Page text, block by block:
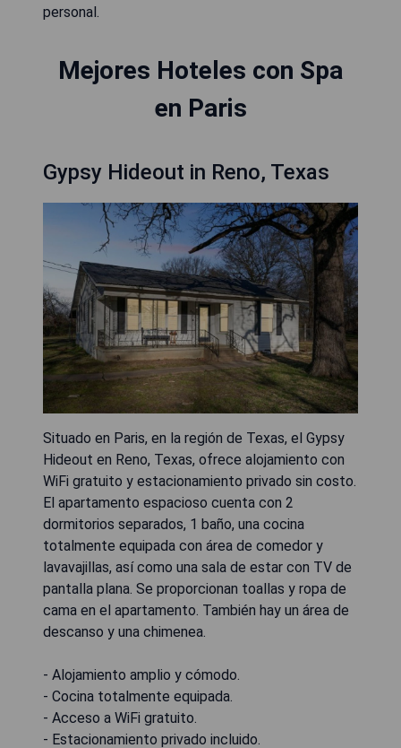
personal.
Mejores Hoteles con Spa
en Paris
Gypsy Hideout in Reno, Texas
Situado en Paris, en la región de Texas, el Gypsy
Hideout en Reno, Texas, ofrece alojamiento con
WiFi gratuito y estacionamiento privado sin costo.
El apartamento espacioso cuenta con 2
dormitorios separados, 1 baño, una cocina
totalmente equipada con área de comedor y
lavavajillas, así como una sala de estar con TV de
pantalla plana. Se proporcionan toallas y ropa de
cama en el apartamento. También hay un área de
descanso y una chimenea.
- Alojamiento amplio y cómodo.
- Cocina totalmente equipada.
- Acceso a WiFi gratuito.
- Estacionamiento privado incluido.